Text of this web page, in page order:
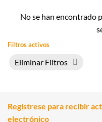
No se han encontrado
Filtros activos
Eliminar Filtros
Regístrese para recibir
electrónico